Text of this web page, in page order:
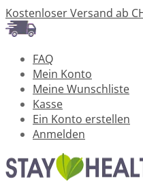
Kostenloser Versand ab
FAQ
Mein Konto
Meine Wunschliste
Kasse
Ein Konto erstellen
Anmelden